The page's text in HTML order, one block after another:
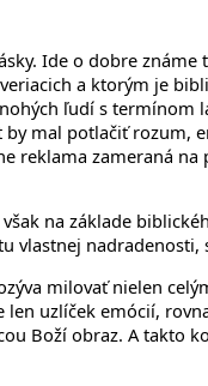
Ide o dobre
a ktorým je
ľudí s termínom
mal potlačiť rozum,
reklama zameraná
na základe
vlastnej
milovať nielen
len uzlíček emócií,
Boží obraz. A takto